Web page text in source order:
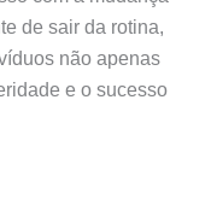
de sair da rotina,
não apenas
e o sucesso